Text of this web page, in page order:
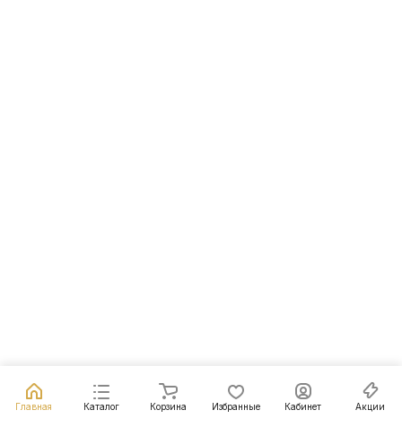
Главная Каталог Корзина Избранные Кабинет Акции